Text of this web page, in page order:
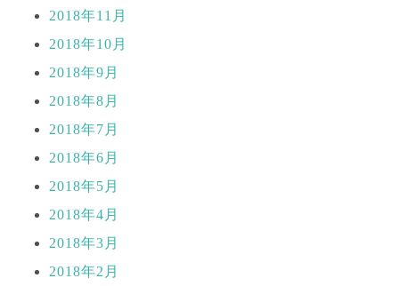
2018年11月
2018年10月
2018年9月
2018年8月
2018年7月
2018年6月
2018年5月
2018年4月
2018年3月
2018年2月